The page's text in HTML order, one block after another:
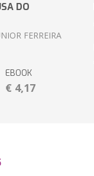
DO
FERREIRA
EBOOK
€ 4,17